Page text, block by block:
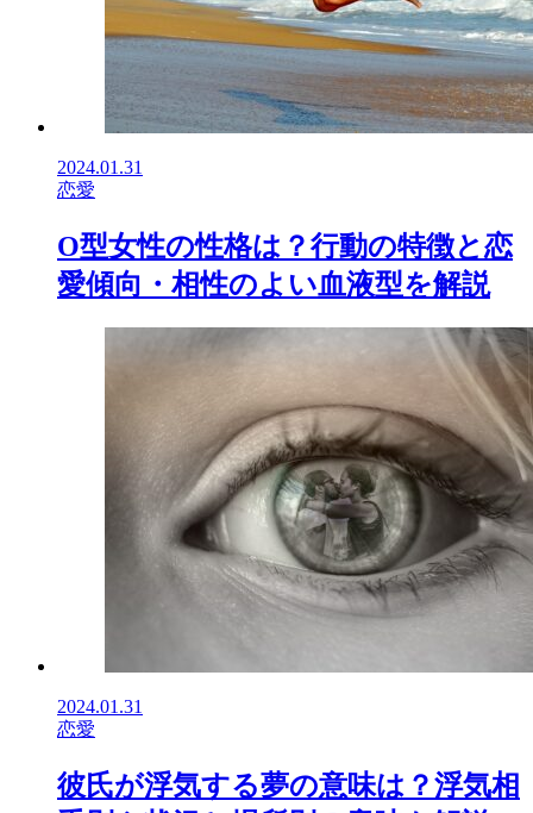
2024.01.31
恋愛
O型女性の性格は？行動の特徴と恋
愛傾向・相性のよい血液型を解説
2024.01.31
恋愛
彼氏が浮気する夢の意味は？浮気相